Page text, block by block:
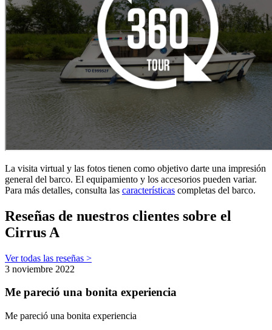
La visita virtual y las fotos tienen como objetivo darte una impresión
general del barco. El equipamiento y los accesorios pueden variar.
Para más detalles, consulta las características completas del barco.
Reseñas de nuestros clientes sobre el
Cirrus A
Ver todas las reseñas >
3 noviembre 2022
Me pareció una bonita experiencia
Me pareció una bonita experiencia